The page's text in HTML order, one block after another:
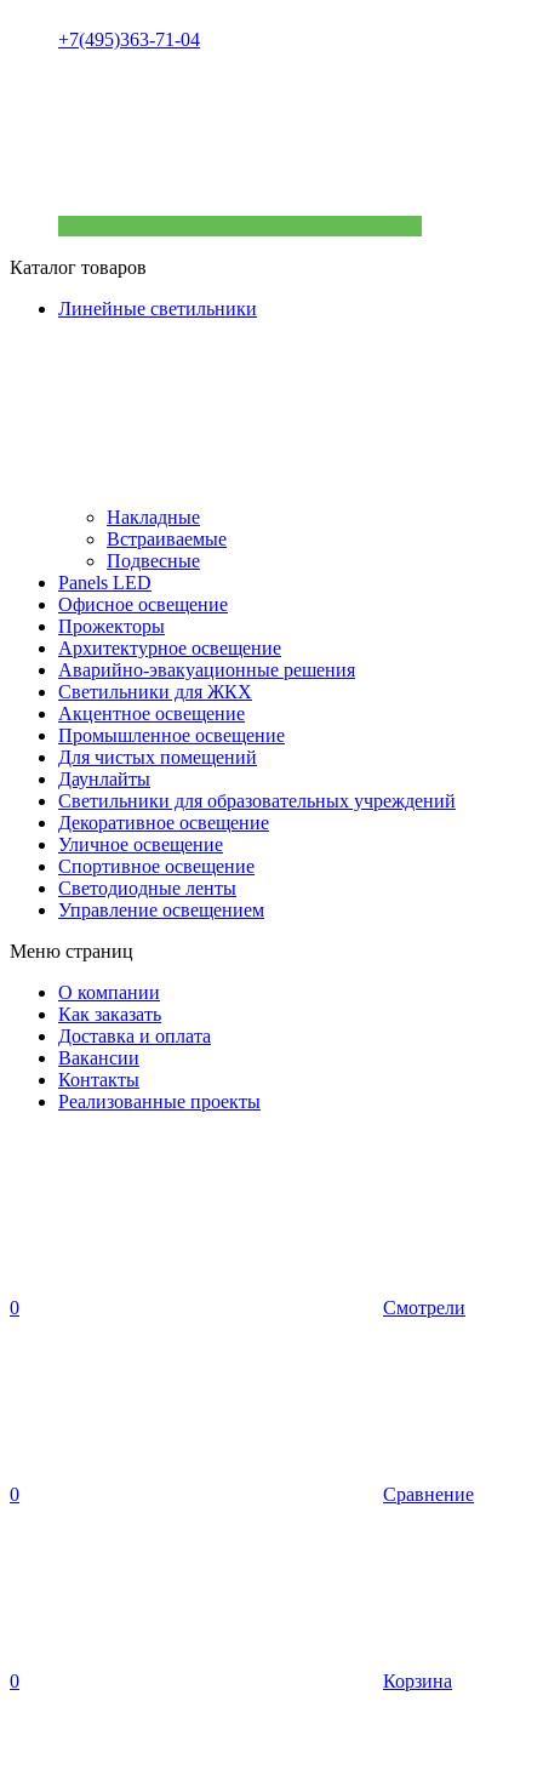
+7(495)363-71-04
Каталог товаров
Линейные светильники
Накладные
Встраиваемые
Подвесные
Panels LED
Офисное освещение
Прожекторы
Архитектурное освещение
Аварийно-эвакуационные решения
Светильники для ЖКХ
Акцентное освещение
Промышленное освещение
Для чистых помещений
Даунлайты
Светильники для образовательных учреждений
Декоративное освещение
Уличное освещение
Спортивное освещение
Светодиодные ленты
Управление освещением
Меню страниц
О компании
Как заказать
Доставка и оплата
Вакансии
Контакты
Реализованные проекты
0 Смотрели
0 Сравнение
0 Корзина